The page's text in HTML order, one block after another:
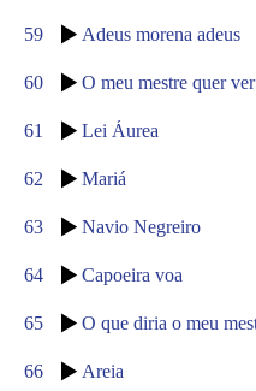
59 Adeus morena adeus
60 O meu mestre quer
61 Lei Áurea
62 Mariá
63 Navio Negreiro
64 Capoeira voa
65 O que diria o meu
66 Areia